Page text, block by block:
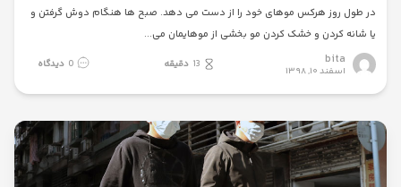
در طول روز هرکس موهای خود را از دست می دهد. صبح ها هنگام دوش گرفتن و
یا شانه کردن و خشک کردن مو بخشی از موهایمان می
bita
اسفند ۱۰, ۱۳۹۸ 13 دقیقه 0 دیدگاه